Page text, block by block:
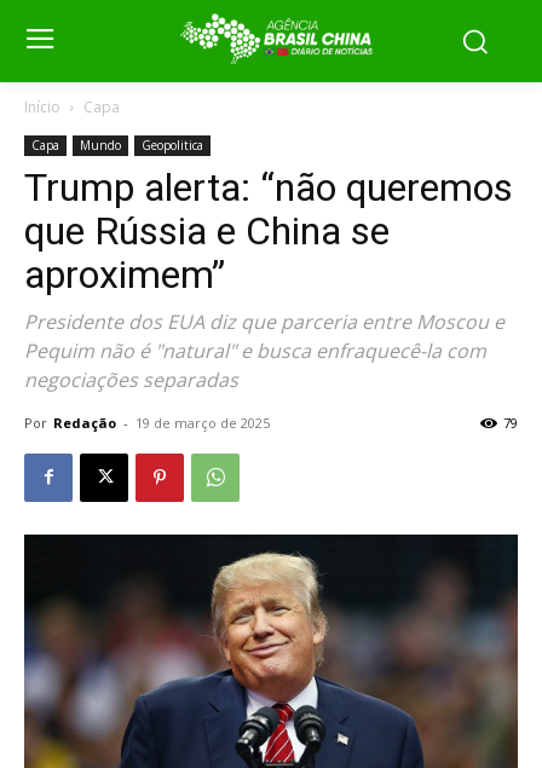
Início Capa
Capa Mundo Geopolitica
Trump alerta: “não queremos
que Rússia e China se
aproximem”
Presidente dos EUA diz que parceria entre Moscou e
Pequim não é "natural" e busca enfraquecê-la com
negociações separadas
Por Redação - 19 de março de 2025 79